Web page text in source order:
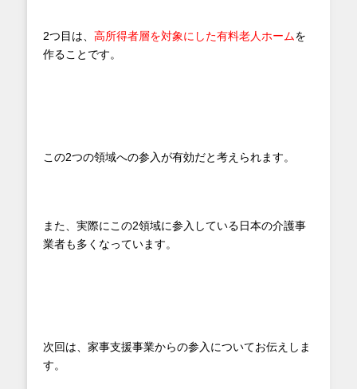
2つ目は、 高所得者層を対象にした有料老人ホームを
作ることです。
この2つの領域への参入が有効だと考えられます。
また、実際にこの2領域に参入している日本の介護事
業者も多くなっています。
次回は、家事支援事業からの参入についてお伝えしま
す。